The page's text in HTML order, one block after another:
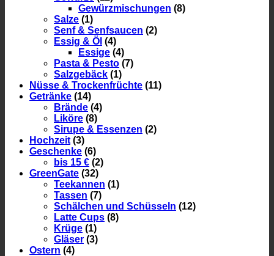
Gewürzmischungen (8)
Salze (1)
Senf & Senfsaucen (2)
Essig & Öl (4)
Essige (4)
Pasta & Pesto (7)
Salzgebäck (1)
Nüsse & Trockenfrüchte (11)
Getränke (14)
Brände (4)
Liköre (8)
Sirupe & Essenzen (2)
Hochzeit (3)
Geschenke (6)
bis 15 € (2)
GreenGate (32)
Teekannen (1)
Tassen (7)
Schälchen und Schüsseln (12)
Latte Cups (8)
Krüge (1)
Gläser (3)
Ostern (4)